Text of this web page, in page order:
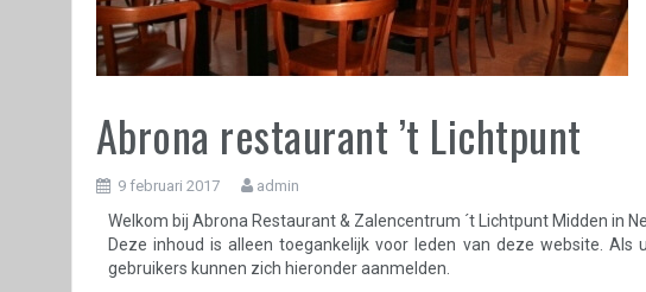
Abrona restaurant ’t Lichtpunt
9 februari 2017 admin
Welkom bij Abrona Restaurant & Zalencentrum ´t Lichtpunt Midden in
Deze inhoud is alleen toegankelijk voor leden van deze website.
gebruikers kunnen zich hieronder aanmelden.